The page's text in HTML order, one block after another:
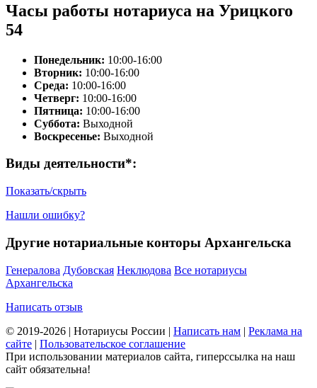
Часы работы нотариуса на Урицкого
54
Понедельник: 10:00-16:00
Вторник: 10:00-16:00
Среда: 10:00-16:00
Четверг: 10:00-16:00
Пятница: 10:00-16:00
Суббота: Выходной
Воскресенье: Выходной
Виды деятельности*:
Показать/скрыть
Нашли ошибку?
Другие нотариальные конторы Архангельска
Генералова Дубовская Неклюдова Все нотариусы
Архангельска
Написать отзыв
© 2019-2026 | Нотариусы России | Написать нам | Реклама на
сайте | Пользовательское соглашение
При использовании материалов сайта, гиперссылка на наш
сайт обязательна!